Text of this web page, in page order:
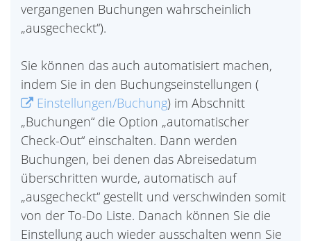
vergangenen Buchungen wahrscheinlich
„ausgecheckt“).
Sie können das auch automatisiert machen,
indem Sie in den Buchungseinstellungen (
Einstellungen/Buchung) im Abschnitt
„Buchungen“ die Option „automatischer
Check-Out“ einschalten. Dann werden
Buchungen, bei denen das Abreisedatum
überschritten wurde, automatisch auf
„ausgecheckt“ gestellt und verschwinden somit
von der To-Do Liste. Danach können Sie die
Einstellung auch wieder ausschalten wenn Sie